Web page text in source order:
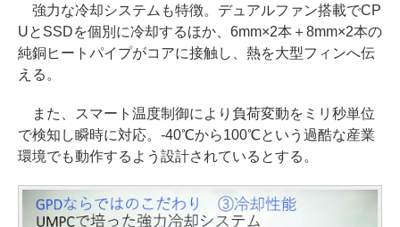
強力な冷却システムも特徴。デュアルファン搭載でCP
UとSSDを個別に冷却するほか、6mm×2本＋8mm×2本の
純銅ヒートパイプがコアに接触し、熱を大型フィンへ伝
える。
また、スマート温度制御により負荷変動をミリ秒単位
で検知し瞬時に対応。-40℃から100℃という過酷な産業
環境でも動作するよう設計されているとする。